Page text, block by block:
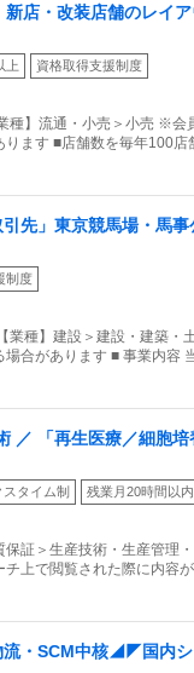
店・改装店舗のレイ
上 資格取得支援制度
種】流通・小売＞小売 ※
ます ■店舗数を毎年100
先」東京競馬場・馬
の安定ワークを
制度
業種】建設＞建設・建築
合があります ■ 事業内容
／ 「再生医療／細胞
で再生医療の細胞加工
タイム制 残業月20時間以内
保証＞生産技術・生産管
上で閲覧された際に内容
・SCM中核◢◤国内シ